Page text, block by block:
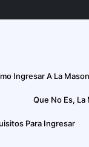
Ingresar A La
Que No Es, La
Para Ingresar